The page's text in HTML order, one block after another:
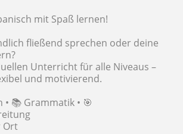
mit Spaß lernen!
fließend sprechen oder deine
Unterricht für alle Niveaus –
und motivierend.
📚 Grammatik • 🎯
Ort